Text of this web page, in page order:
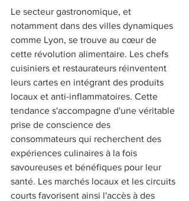
Le secteur gastronomique, et
notamment dans des villes dynamiques
comme Lyon, se trouve au cœur de
cette révolution alimentaire. Les chefs
cuisiniers et restaurateurs réinventent
leurs cartes en intégrant des produits
locaux et anti-inflammatoires. Cette
tendance s'accompagne d'une véritable
prise de conscience des
consommateurs qui recherchent des
expériences culinaires à la fois
savoureuses et bénéfiques pour leur
santé. Les marchés locaux et les circuits
courts favorisent ainsi l'accès à des